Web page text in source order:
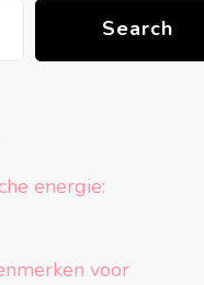
Search
energie:
voor